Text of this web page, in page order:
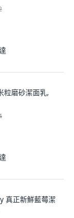
粒磨砂潔面乳,
真正新鮮藍莓潔